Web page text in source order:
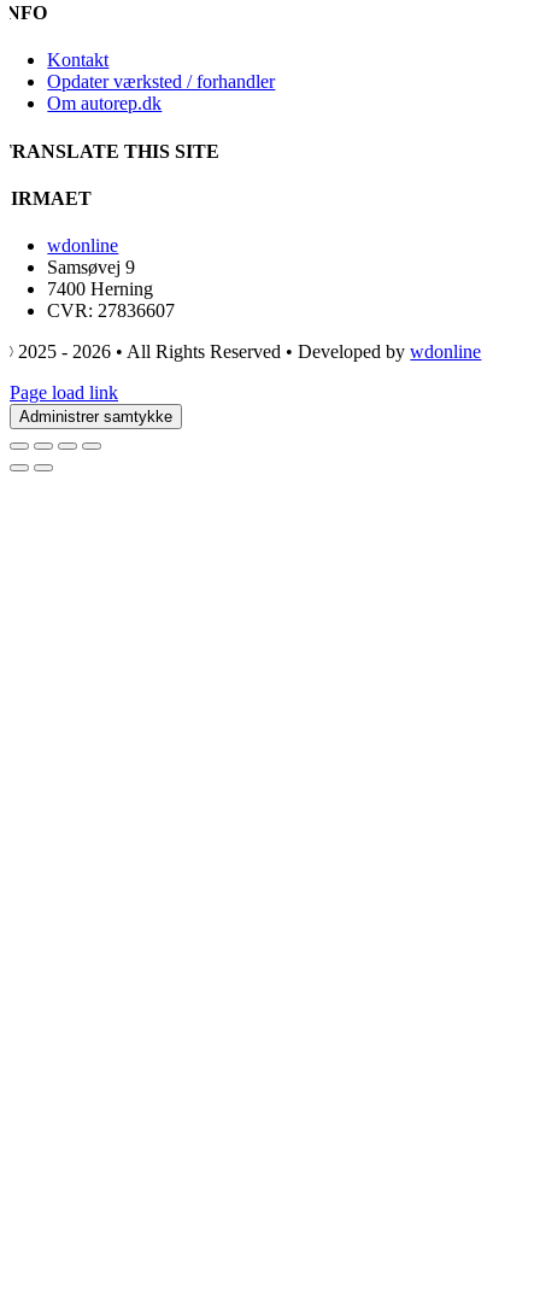
INFO
Kontakt
Opdater værksted / forhandler
Om autorep.dk
TRANSLATE THIS SITE
FIRMAET
wdonline
Samsøvej 9
7400 Herning
CVR: 27836607
© 2025 - 2026 • All Rights Reserved • Developed bywdonline
Page load link
Administrer samtykke